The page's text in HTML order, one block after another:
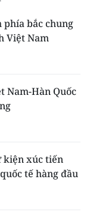
phía bắc chung
Việt Nam
Nam-Hàn Quốc
kiện xúc tiến
tế hàng đầu